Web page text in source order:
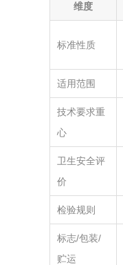
维度
标准性质
适用范围
技术要求重
心
卫生安全评
价
检验规则
标志/包装/
贮运